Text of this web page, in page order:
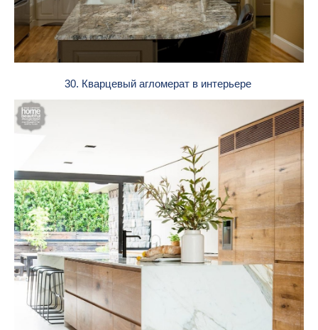
30. Кварцевый агломерат в интерьере